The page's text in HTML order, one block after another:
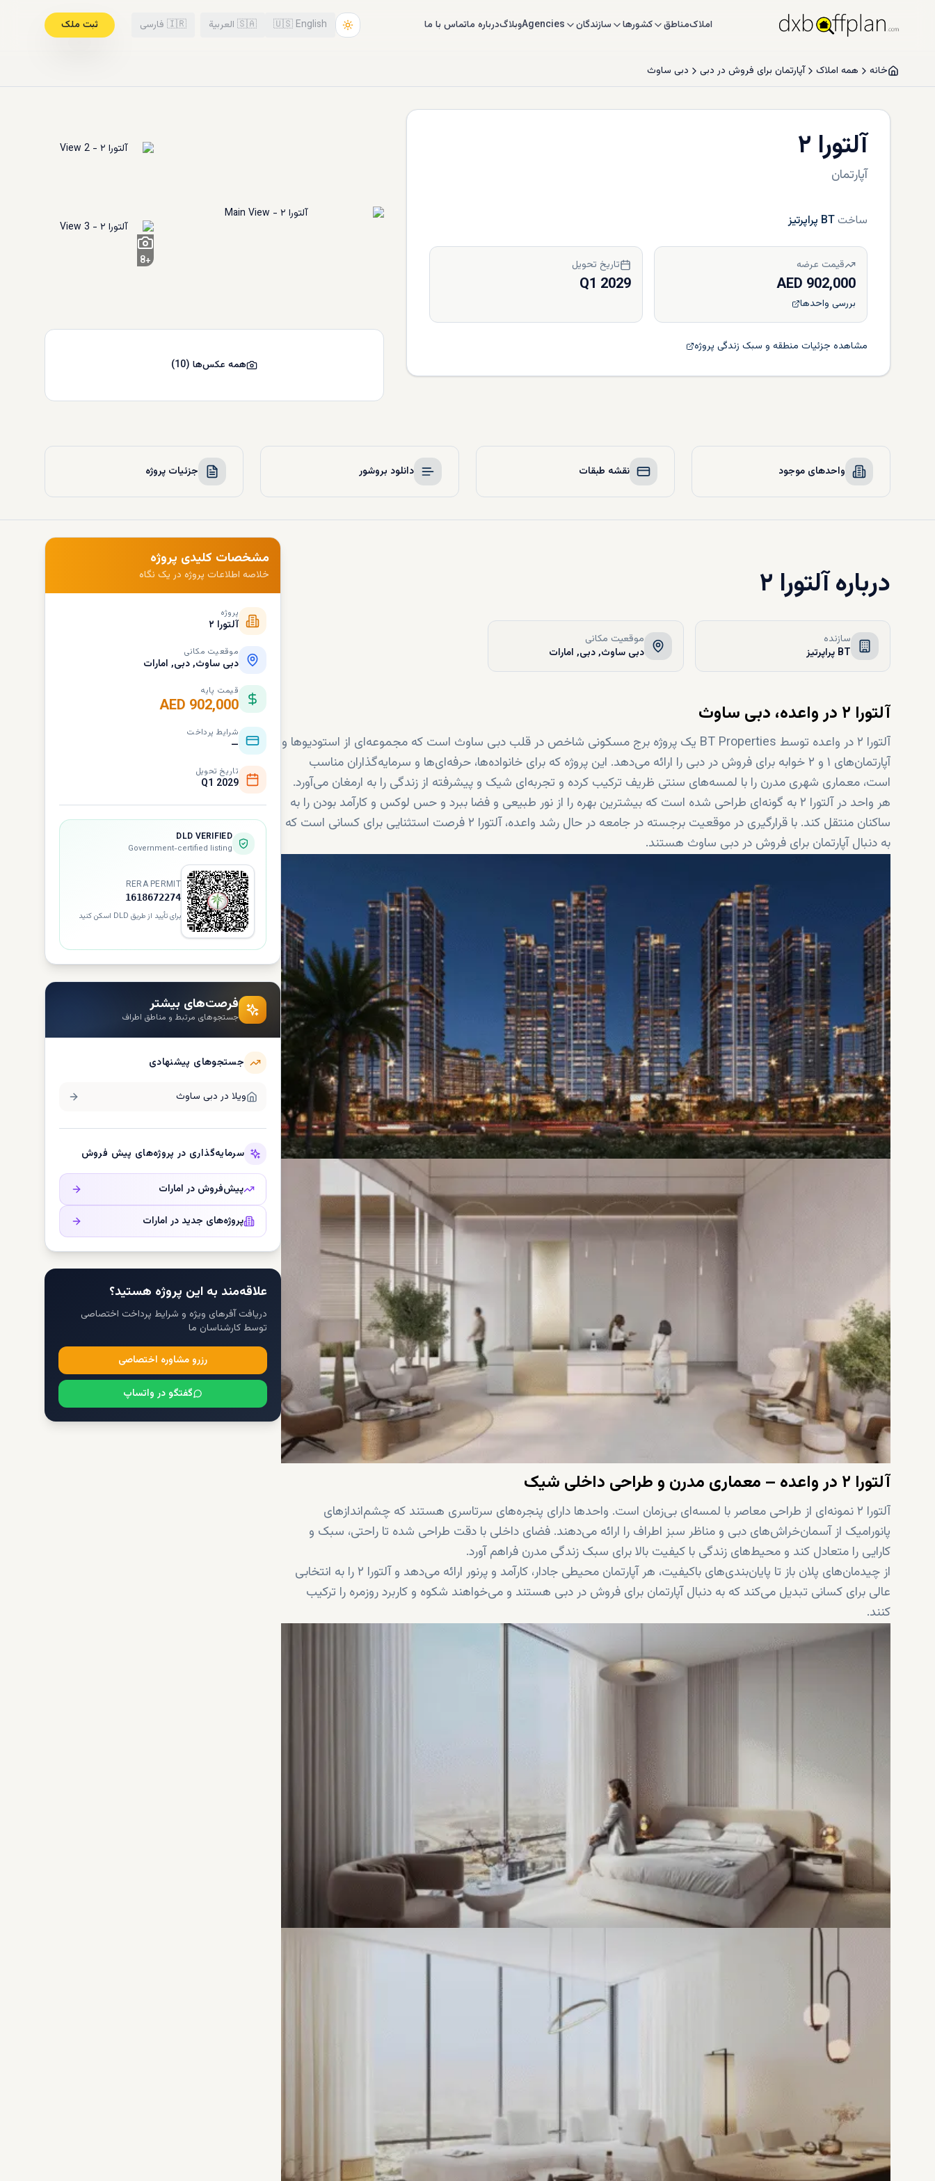
املاکمناطق کشورها سازندگان Agenciesوبلاگدرباره ماتماس با ما 🇺🇸 English
🇸🇦 العربية 🇮🇷 فارسی ثبت ملک
خانه همه املاک آپارتمان برای فروش در دبی دبی ساوث
آلتورا ۲
آپارتمان
ساختBT پراپرتیز
قیمت عرضه
902,000 AED
بررسی واحدها
تاریخ تحویل
Q1 2029
مشاهده جزئیات منطقه و سبک زندگی پروژه
+
8
همه عکس‌ها(
10
)
واحدهای موجود نقشه طبقات دانلود بروشور جزئیات پروژه
دربارهآلتورا ۲
سازنده
BT پراپرتیز
موقعیت مکانی
دبی ساوث, دبی, امارات
آلتورا ۲ در واعده، دبی ساوث
آلتورا ۲ در واعده توسط BT Properties یک پروژه برج مسکونی شاخص در قلب دبی ساوث است که مجموعه‌ای از استودیوها و
آپارتمان‌های ۱ و ۲ خوابه برای فروش در دبی را ارائه می‌دهد. این پروژه که برای خانواده‌ها، حرفه‌ای‌ها و سرمایه‌گذاران مناسب
است، معماری شهری مدرن را با لمسه‌های سنتی ظریف ترکیب کرده و تجربه‌ای شیک و پیشرفته از زندگی را به ارمغان می‌آورد.
هر واحد در آلتورا ۲ به گونه‌ای طراحی شده است که بیشترین بهره را از نور طبیعی و فضا ببرد و حس لوکس و کارآمد بودن را به
ساکنان منتقل کند. با قرارگیری در موقعیت برجسته در جامعه در حال رشد واعده، آلتورا ۲ فرصت استثنایی برای کسانی است که
به دنبال آپارتمان برای فروش در دبی ساوث هستند.
آلتورا ۲ در واعده – معماری مدرن و طراحی داخلی شیک
آلتورا ۲ نمونه‌ای از طراحی معاصر با لمسه‌ای بی‌زمان است. واحدها دارای پنجره‌های سرتاسری هستند که چشم‌اندازهای
پانورامیک از آسمان‌خراش‌های دبی و مناظر سبز اطراف را ارائه می‌دهند. فضای داخلی با دقت طراحی شده تا راحتی، سبک و
کارایی را متعادل کند و محیط‌های زندگی با کیفیت بالا برای سبک زندگی مدرن فراهم آورد.
از چیدمان‌های پلان باز تا پایان‌بندی‌های باکیفیت، هر آپارتمان محیطی جادار، کارآمد و پرنور ارائه می‌دهد و آلتورا ۲ را به انتخابی
عالی برای کسانی تبدیل می‌کند که به دنبال آپارتمان برای فروش در دبی هستند و می‌خواهند شکوه و کاربرد روزمره را ترکیب
کنند.
مشخصات کلیدی پروژه
خلاصه اطلاعات پروژه در یک نگاه
پروژه
آلتورا ۲
موقعیت مکانی
دبی ساوث, دبی, امارات
قیمت پایه
AED 902,000
شرایط پرداخت
—
تاریخ تحویل
Q1 2029
DLD VERIFIED
Government-certified listing
RERA PERMIT
1618672274
برای تأیید از طریق DLD اسکن کنید
فرصت‌های بیشتر
جستجوهای مرتبط و مناطق اطراف
جستجوهای پیشنهادی
ویلا در دبی ساوث
سرمایه‌گذاری در پروژه‌های پیش فروش
پیش‌فروش در امارات
پروژه‌های جدید در امارات
علاقه‌مند به این پروژه هستید؟
دریافت آفرهای ویژه و شرایط پرداخت اختصاصی
توسط کارشناسان ما
رزرو مشاوره اختصاصی
گفتگو در واتساپ